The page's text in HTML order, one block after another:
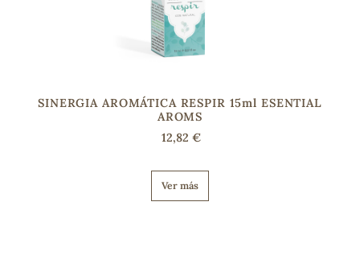
SINERGIA AROMÁTICA RESPIR 15ml ESENTIAL
AROMS
12,82 €
Ver más